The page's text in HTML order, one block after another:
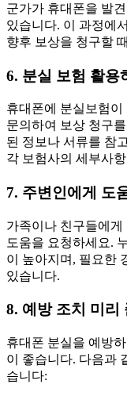
군가가 휴대폰을 발
있습니다. 이 과정에
향후 보상을 청구할
6. 분실 보험 활용
휴대폰에 분실보험이
문의하여 보상 청구
된 정보나 서류를 참
각 보험사의 세부사
7. 주변인에게 도
가족이나 친구들에
도움을 요청하세요.
이 높아지며, 필요한
있습니다.
8. 예방 조치 미리
휴대폰 분실을 예방
이 좋습니다. 다음과
습니다: